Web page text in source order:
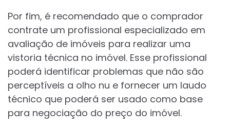
Por fim, é recomendado que o comprador
contrate um profissional especializado em
avaliação de imóveis para realizar uma
vistoria técnica no imóvel. Esse profissional
poderá identificar problemas que não são
perceptíveis a olho nu e fornecer um laudo
técnico que poderá ser usado como base
para negociação do preço do imóvel.